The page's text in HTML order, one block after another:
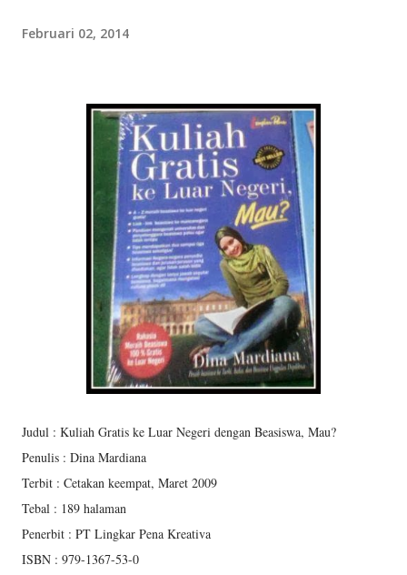
Februari 02, 2014
Judul : Kuliah Gratis ke Luar Negeri dengan Beasiswa, Mau?
Penulis : Dina Mardiana
Terbit : Cetakan keempat, Maret 2009
Tebal : 189 halaman
Penerbit : PT Lingkar Pena Kreativa
ISBN : 979-1367-53-0